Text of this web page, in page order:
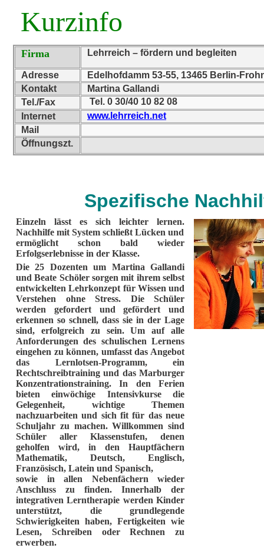
Kurzinfo
Firma Lehrreich – fördern und begleiten
Adresse
Edelhofdamm 53-55, 13465 Berlin-
Kontakt
Martina Gallandi
Tel./Fax
Tel. 0 30/40 10 82 08
Internet
www.lehrreich.net
Mail
Öffnungszt.
Spezifische
Einzeln lässt es sich leichter lernen.
Nachhilfe mit System schließt Lücken und
ermöglicht schon bald wieder
Erfolgserlebnisse in der Klasse.
Die 25 Dozenten um Martina Gallandi
und Beate Schöler sorgen mit ihrem selbst
entwickelten Lehrkonzept für Wissen und
Verstehen ohne Stress. Die Schüler
werden gefordert und gefördert und
erkennen so schnell, dass sie in der Lage
sind, erfolgreich zu sein. Um auf alle
Anforderungen des schulischen Lernens
eingehen zu können, umfasst das Angebot
das Lernlotsen-Programm, ein
Rechtschreibtraining und das Marburger
Konzentrationstraining. In den Ferien
bieten einwöchige Intensivkurse die
Gelegenheit, wichtige Themen
nachzuarbeiten und sich fit für das neue
Schuljahr zu machen. Willkommen sind
Schüler aller Klassenstufen, denen
geholfen wird, in den Hauptfächern
Mathematik, Deutsch, Englisch,
Französisch, Latein und Spanisch,
sowie in allen Nebenfächern wieder
Anschluss zu finden. Innerhalb der
integrativen Lerntherapie werden Kinder
unterstützt, die grundlegende
Schwierigkeiten haben, Fertigkeiten wie
Lesen, Schreiben oder Rechnen zu
erwerben.